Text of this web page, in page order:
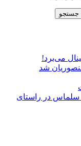
می‌برد!
شد
سلماس در راستای